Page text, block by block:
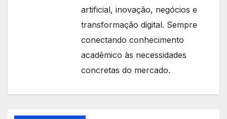
artificial, inovação, negócios e
transformação digital. Sempre
conectando conhecimento
acadêmico às necessidades
concretas do mercado.